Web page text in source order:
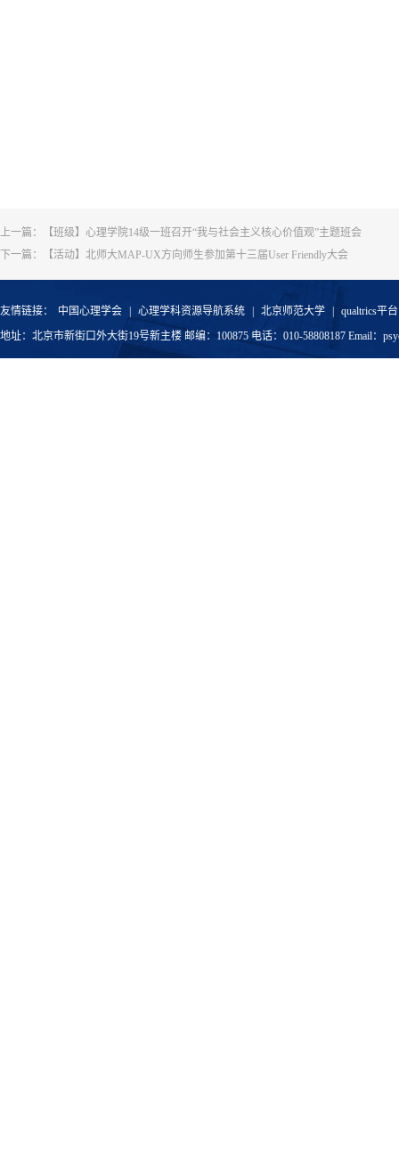
上一篇：
【班级】心理学院14级一班召开“我与社会主义核心价值观”主题班会
下一篇：
【活动】北师大MAP-UX方向师生参加第十三届User Friendly大会
友情链接： 中国心理学会 心理学科资源导航系统 北京师范大学
qualtrics平台
地址：北京市新街口外大街19号新主楼 邮编：100875 电话：010-58808187 Email：